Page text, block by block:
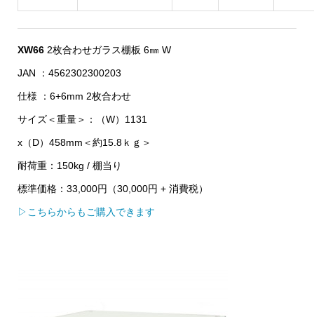
XW662枚合わせガラス棚板 6㎜ W
JAN ：4562302300203
仕様 ：6+6mm 2枚合わせ
サイズ＜重量＞：（W）1131
x（D）458mm＜約15.8ｋｇ＞
耐荷重：150kg / 棚当り
標準価格：33,000円（30,000円 + 消費税）
▷こちらからもご購入できます